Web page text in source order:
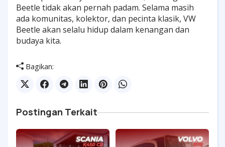
Beetle tidak akan pernah padam. Selama masih
ada komunitas, kolektor, dan pecinta klasik, VW
Beetle akan selalu hidup dalam kenangan dan
budaya kita.
Bagikan:
Postingan Terkait